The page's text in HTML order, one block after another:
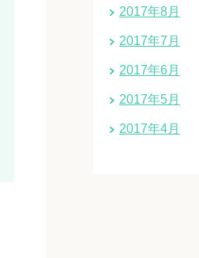
2017年8月
2017年7月
2017年6月
2017年5月
2017年4月